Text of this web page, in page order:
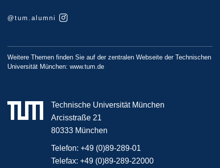
@tum.alumni
Weitere Themen finden Sie auf der zentralen Webseite der Technischen
Universität München: www.tum.de
Technische Universität München
Arcisstraße 21
80333 München
Telefon: +49 (0)89-289-01
Telefax: +49 (0)89-289-22000